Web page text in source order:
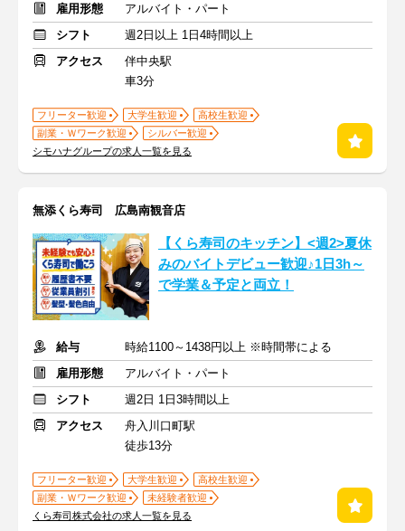
雇用形態
アルバイト・パート
シフト
週2日以上 1日4時間以上
アクセス
伴中央駅
車3分
フリーター歓迎 大学生歓迎
高校生歓迎
副業・Ｗワーク歓迎
シルバー歓迎
シモハナグループの求人一覧を見る
無添くら寿司 広島南観音店
【くら寿司のキッチン】<週2>夏休
みのバイトデビュー歓迎♪1日3h～
で学業＆予定と両立！
給与
時給1100～1438円以上 ※時間帯による
雇用形態
アルバイト・パート
シフト
週2日 1日3時間以上
アクセス
舟入川口町駅
徒歩13分
フリーター歓迎 大学生歓迎
高校生歓迎
副業・Ｗワーク歓迎
未経験者歓迎
くら寿司株式会社の求人一覧を見る